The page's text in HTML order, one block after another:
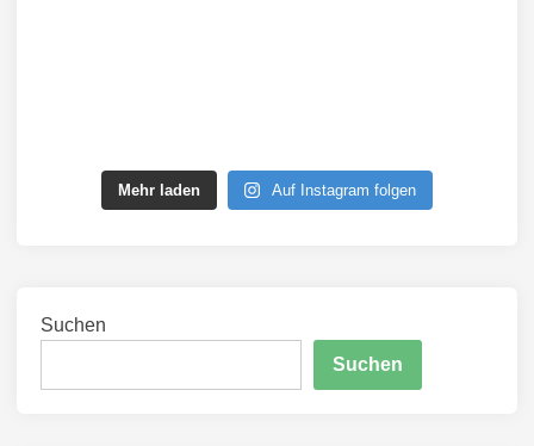
Mehr laden Auf Instagram folgen
Suchen
Suchen